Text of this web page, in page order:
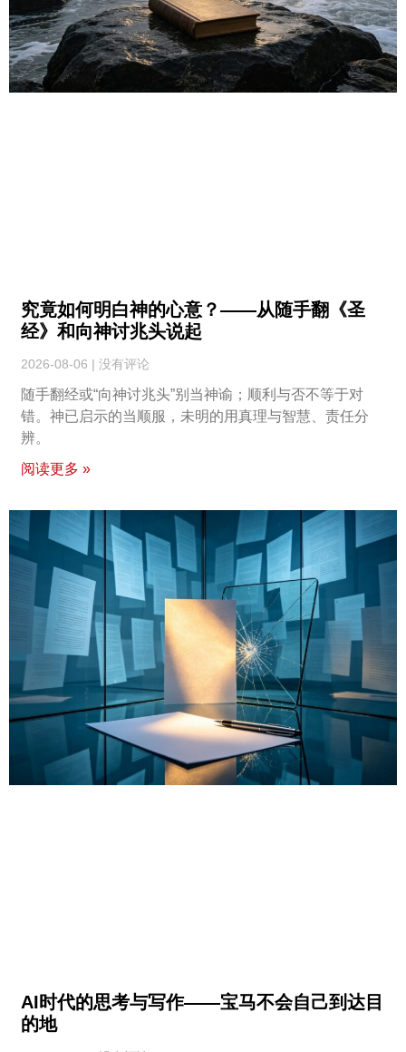
究竟如何明白神的心意？——从随手翻《圣
经》和向神讨兆头说起
2026-08-06 没有评论
随手翻经或“向神讨兆头”别当神谕；顺利与否不等于对
错。神已启示的当顺服，未明的用真理与智慧、责任分
辨。
阅读更多 »
AI时代的思考与写作——宝马不会自己到达目
的地